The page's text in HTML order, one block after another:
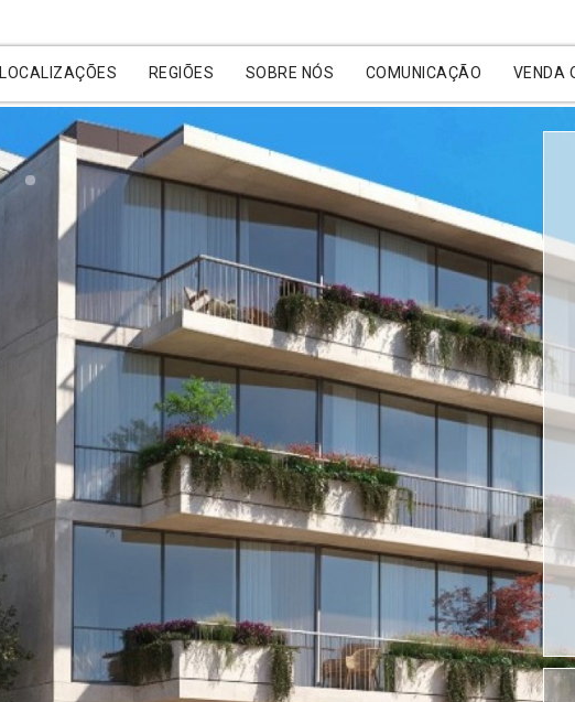
LOCALIZAÇÕES REGIÕES SOBRE NÓS COMUNICAÇÃO VENDA